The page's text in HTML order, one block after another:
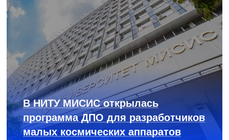
В НИТУ МИСИС открылась
программа ДПО для разработчиков
малых космических аппаратов